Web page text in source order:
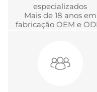
especializados
Mais de 18 anos em
fabricação OEM e